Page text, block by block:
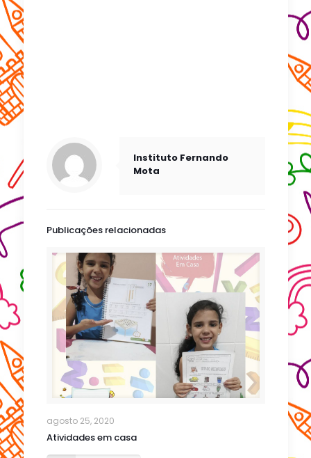
Instituto Fernando
Mota
Publicações relacionadas
agosto 25, 2020
Atividades em casa